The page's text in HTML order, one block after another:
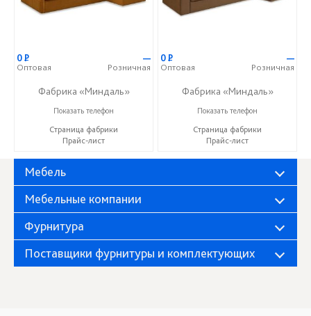
0Р
Оптовая
—
Розничная
Фабрика «Миндаль»
+7 (927) 630-62-82
Показать телефон
Страница фабрики
Прайс-лист
0Р
Оптовая
—
Розничная
Фабрика «Миндаль»
+7 (927) 630-62-82
Показать телефон
Страница фабрики
Прайс-лист
Мебель
Мебельные компании
Фурнитура
Поставщики фурнитуры и комплектующих